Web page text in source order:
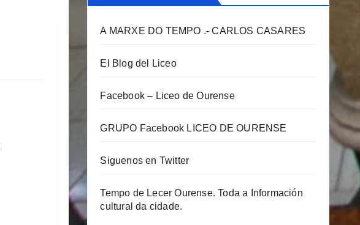
A MARXE DO TEMPO .- CARLOS CASARES
El Blog del Liceo
Facebook – Liceo de Ourense
GRUPO Facebook LICEO DE OURENSE
Siguenos en Twitter
Tempo de Lecer Ourense. Toda a Información
cultural da cidade.